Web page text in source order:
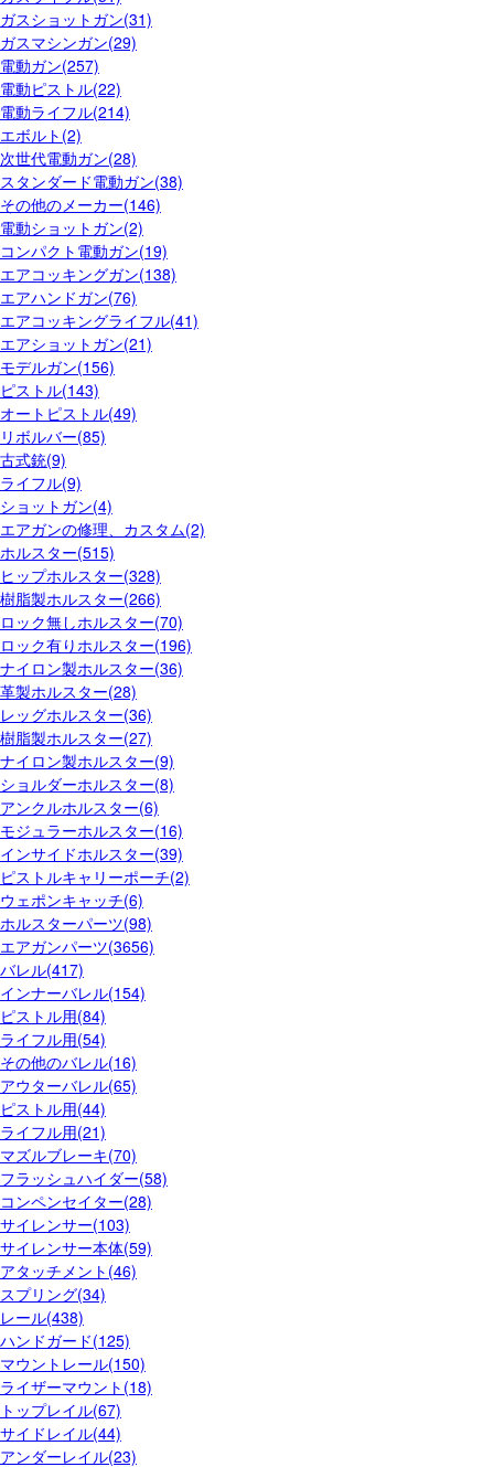
ガスショットガン(31)
ガスマシンガン(29)
電動ガン(257)
電動ピストル(22)
電動ライフル(214)
エボルト(2)
次世代電動ガン(28)
スタンダード電動ガン(38)
その他のメーカー(146)
電動ショットガン(2)
コンパクト電動ガン(19)
エアコッキングガン(138)
エアハンドガン(76)
エアコッキングライフル(41)
エアショットガン(21)
モデルガン(156)
ピストル(143)
オートピストル(49)
リボルバー(85)
古式銃(9)
ライフル(9)
ショットガン(4)
エアガンの修理、カスタム(2)
ホルスター(515)
ヒップホルスター(328)
樹脂製ホルスター(266)
ロック無しホルスター(70)
ロック有りホルスター(196)
ナイロン製ホルスター(36)
革製ホルスター(28)
レッグホルスター(36)
樹脂製ホルスター(27)
ナイロン製ホルスター(9)
ショルダーホルスター(8)
アンクルホルスター(6)
モジュラーホルスター(16)
インサイドホルスター(39)
ピストルキャリーポーチ(2)
ウェポンキャッチ(6)
ホルスターパーツ(98)
エアガンパーツ(3656)
バレル(417)
インナーバレル(154)
ピストル用(84)
ライフル用(54)
その他のバレル(16)
アウターバレル(65)
ピストル用(44)
ライフル用(21)
マズルブレーキ(70)
フラッシュハイダー(58)
コンペンセイター(28)
サイレンサー(103)
サイレンサー本体(59)
アタッチメント(46)
スプリング(34)
レール(438)
ハンドガード(125)
マウントレール(150)
ライザーマウント(18)
トップレイル(67)
サイドレイル(44)
アンダーレイル(23)